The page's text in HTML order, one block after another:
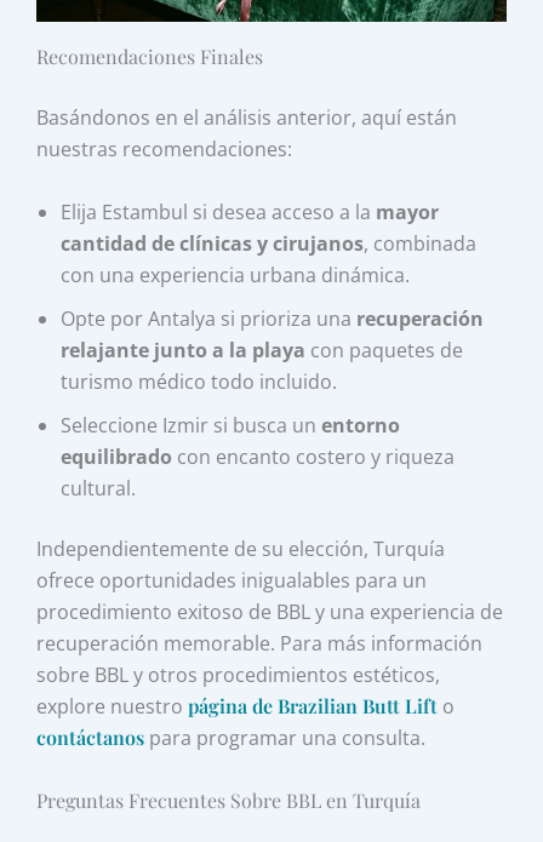
Recomendaciones Finales
Basándonos en el análisis anterior, aquí están
nuestras recomendaciones:
Elija Estambul si desea acceso a la mayor
cantidad de clínicas y cirujanos, combinada
con una experiencia urbana dinámica.
Opte por Antalya si prioriza una recuperación
relajante junto a la playa con paquetes de
turismo médico todo incluido.
Seleccione Izmir si busca unentorno
equilibrado con encanto costero y riqueza
cultural.
Independientemente de su elección, Turquía
ofrece oportunidades inigualables para un
procedimiento exitoso de BBL y una experiencia de
recuperación memorable. Para más información
sobre BBL y otros procedimientos estéticos,
explore nuestropágina de Brazilian Butt Lift o
contáctanos para programar una consulta.
Preguntas Frecuentes Sobre BBL en Turquía